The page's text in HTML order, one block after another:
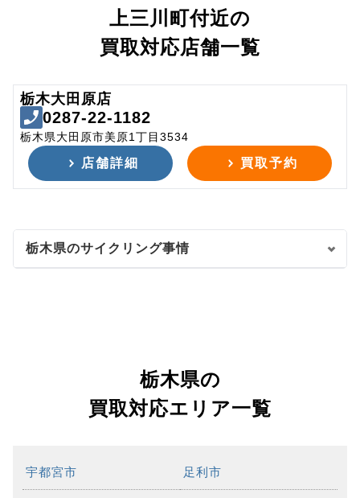
上三川町付近の
買取対応店舗一覧
栃木大田原店
0287-22-1182
栃木県大田原市美原1丁目3534
店舗詳細 買取予約
栃木県のサイクリング事情
栃木県の
買取対応エリア一覧
宇都宮市 足利市